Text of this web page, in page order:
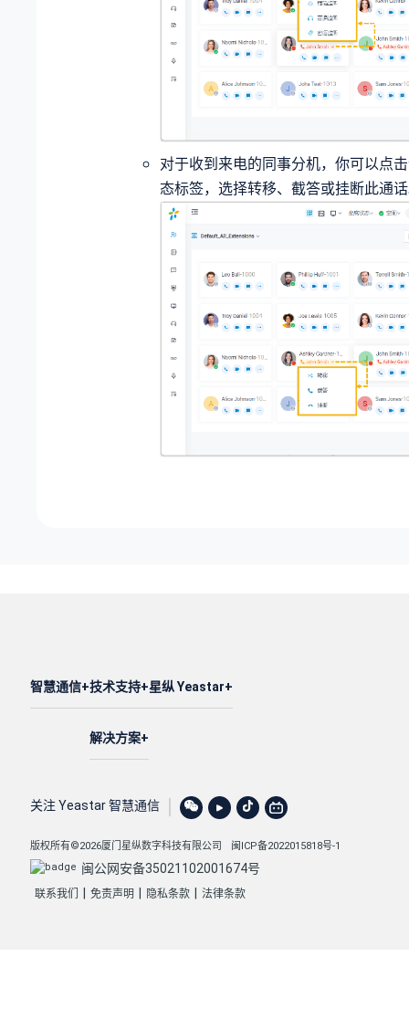
对于收到来电的同事分机，你可以点
态标签，选择转移、截答或挂断此通
智慧通信 技术支持
解决方案
星纵 Yeastar
关注 Yeastar 智慧通信
版权所有©2026厦门星纵数字科技有限公司 闽ICP备2022015818号-1
闽公网安备35021102001674号
联系我们 | 免责声明 | 隐私条款 | 法律条款